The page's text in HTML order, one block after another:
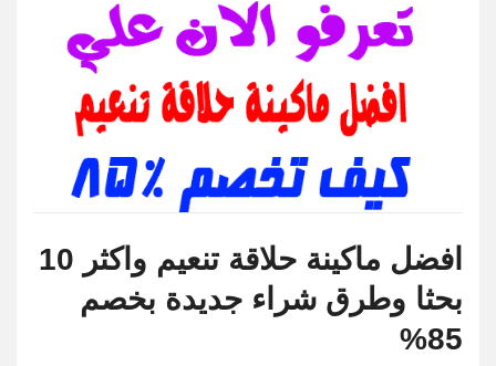
افضل ماكينة حلاقة تنعيم واكثر 10
بحثا وطرق شراء جديدة بخصم
85%